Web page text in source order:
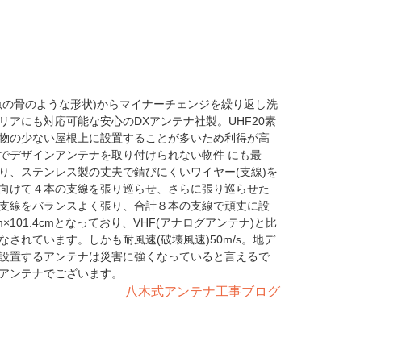
骨のような形状)からマイナーチェンジを繰り返し洗
アにも対応可能な安心のDXアンテナ社製。UHF20素
の少ない屋根上に設置することが多いため利得が高
デザインアンテナを取り付けられない物件 にも最
、ステンレス製の丈夫で錆びにくいワイヤー(支線)を
けて４本の支線を張り巡らせ、さらに張り巡らせた
線をバランスよく張り、合計８本の支線で頑丈に設
となっており、VHF(アナログアンテナ)と比
されています。しかも耐風速(破壊風速)50m/s。地デ
置するアンテナは災害に強くなっていると言えるで
ンテナでございます。
八木式アンテナ工事ブログ